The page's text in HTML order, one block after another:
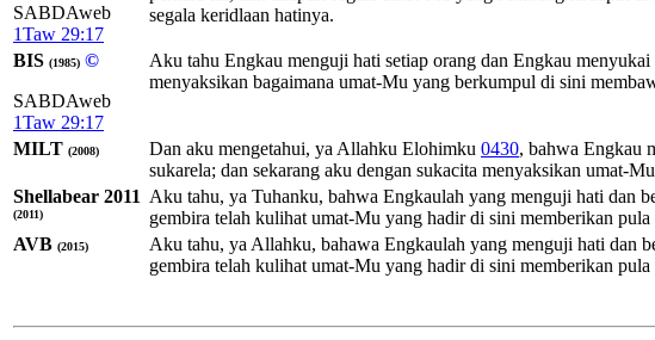
SABDAweb
1Taw 29:17
segala keridlaan hatinya.
BIS (1985) ©
SABDAweb
1Taw 29:17
Aku tahu Engkau menguji hati setiap orang dan Engkau
menyaksikan bagaimana umat-Mu yang berkumpul di sini
MILT (2008) Dan aku mengetahui, ya Allahku Elohimku 0430, bahwa Engkau
sukarela; dan sekarang aku dengan sukacita menyaksikan umat-
Shellabear 2011
(2011)
Aku tahu, ya Tuhanku, bahwa Engkaulah yang menguji hati dan
gembira telah kulihat umat-Mu yang hadir di sini memberikan pula
AVB (2015)
Aku tahu, ya Allahku, bahawa Engkaulah yang menguji hati dan
gembira telah kulihat umat-Mu yang hadir di sini memberikan pula